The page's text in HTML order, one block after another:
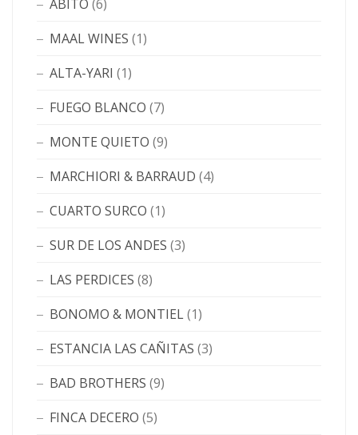
ABITO (6)
MAAL WINES (1)
ALTA-YARI (1)
FUEGO BLANCO (7)
MONTE QUIETO (9)
MARCHIORI & BARRAUD (4)
CUARTO SURCO (1)
SUR DE LOS ANDES (3)
LAS PERDICES (8)
BONOMO & MONTIEL(1)
ESTANCIA LAS CAÑITAS (3)
BAD BROTHERS (9)
FINCA DECERO (5)